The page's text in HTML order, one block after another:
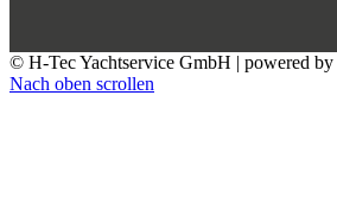
© H-Tec Yachtservice GmbH | powered by
Nach oben scrollen